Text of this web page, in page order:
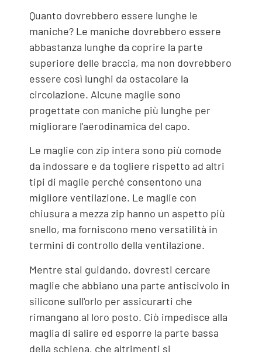
Quanto dovrebbero essere lunghe le
maniche? Le maniche dovrebbero essere
abbastanza lunghe da coprire la parte
superiore delle braccia, ma non dovrebbero
essere così lunghi da ostacolare la
circolazione. Alcune maglie sono
progettate con maniche più lunghe per
migliorare l'aerodinamica del capo.
Le maglie con zip intera sono più comode
da indossare e da togliere rispetto ad altri
tipi di maglie perché consentono una
migliore ventilazione. Le maglie con
chiusura a mezza zip hanno un aspetto più
snello, ma forniscono meno versatilità in
termini di controllo della ventilazione.
Mentre stai guidando, dovresti cercare
maglie che abbiano una parte antiscivolo in
silicone sull'orlo per assicurarti che
rimangano al loro posto. Ciò impedisce alla
maglia di salire ed esporre la parte bassa
della schiena, che altrimenti si